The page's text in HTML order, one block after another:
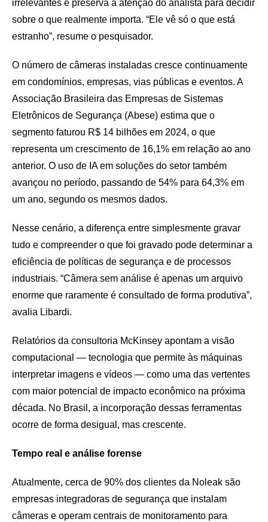
irrelevantes e preserva a atenção do analista para decidir
sobre o que realmente importa. “Ele vê só o que está
estranho”, resume o pesquisador.
O número de câmeras instaladas cresce continuamente
em condomínios, empresas, vias públicas e eventos. A
Associação Brasileira das Empresas de Sistemas
Eletrônicos de Segurança (Abese) estima que o
segmento faturou R$ 14 bilhões em 2024, o que
representa um crescimento de 16,1% em relação ao ano
anterior. O uso de IA em soluções do setor também
avançou no período, passando de 54% para 64,3% em
um ano, segundo os mesmos dados.
Nesse cenário, a diferença entre simplesmente gravar
tudo e compreender o que foi gravado pode determinar a
eficiência de políticas de segurança e de processos
industriais. “Câmera sem análise é apenas um arquivo
enorme que raramente é consultado de forma produtiva”,
avalia Libardi.
Relatórios da consultoria McKinsey apontam a visão
computacional — tecnologia que permite às máquinas
interpretar imagens e vídeos — como uma das vertentes
com maior potencial de impacto econômico na próxima
década. No Brasil, a incorporação dessas ferramentas
ocorre de forma desigual, mas crescente.
Tempo real e análise forense
Atualmente, cerca de 90% dos clientes da Noleak são
empresas integradoras de segurança que instalam
câmeras e operam centrais de monitoramento para